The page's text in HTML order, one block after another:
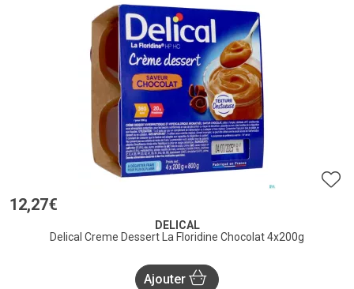
12,27€
DELICAL
Delical Creme Dessert La Floridine Chocolat 4x200g
Ajouter